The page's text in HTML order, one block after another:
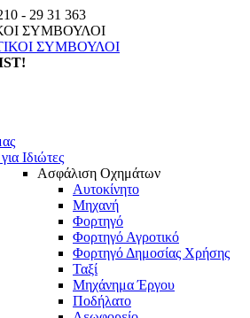
- 29 31 363
ΣΥΜΒΟΥΛΟΙ
Ιδιώτες
Ασφάλιση Οχημάτων
Αυτοκίνητο
Μηχανή
Φορτηγό
Φορτηγό Αγροτικό
Φορτηγό Δημοσίας Χρήσης
Ταξί
Μηχάνημα Έργου
Ποδήλατο